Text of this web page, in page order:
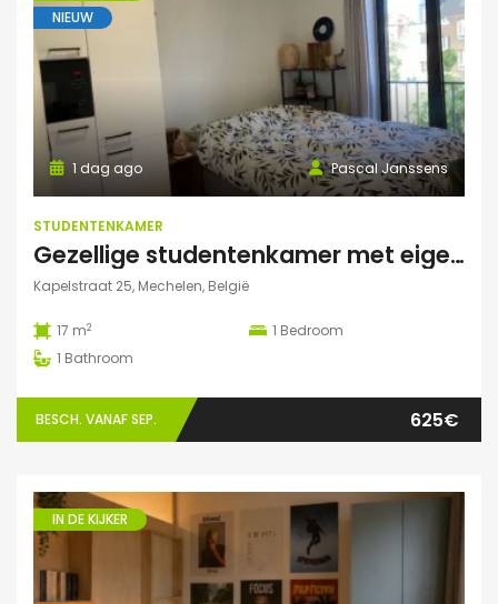
NIEUW
Pascal Janssens
1 dag ago
STUDENTENKAMER
Gezellige studentenkamer met eigen badkamer in Mechelen
Kapelstraat 25, Mechelen, België
17 m2 1 Bedroom
1 Bathroom
BESCH. VANAF SEP. 625€
IN DE KIJKER